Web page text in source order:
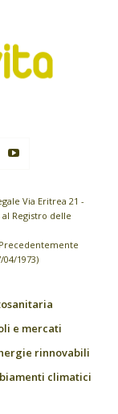
Via Eritrea 21 -
Registro delle
1973)
e mercati
rinnovabili
climatici